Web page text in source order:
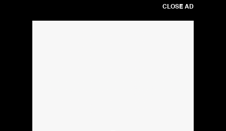
CLOSE AD